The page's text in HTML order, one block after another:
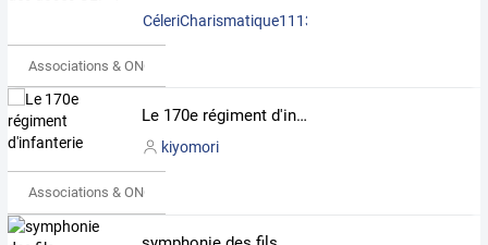
CéleriCharismatique1113279
Associations & ONG
Le 170e régiment d'infanterie
kiyomori
Associations & ONG